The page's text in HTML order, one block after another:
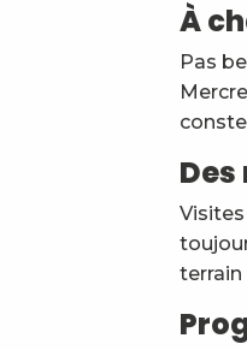
instruments - 1h30
enfant avec Céline
Tome des Bauges et
à la chapelle de la
sentier des étoiles"
Un Caillou dans la
sauvages
À
Pas
terrain